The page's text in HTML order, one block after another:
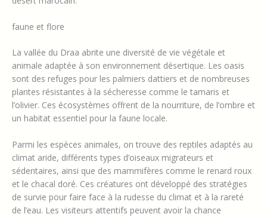
faune et flore
La vallée du Draa abrite une diversité de vie végétale et
animale adaptée à son environnement désertique. Les oasis
sont des refuges pour les palmiers dattiers et de nombreuses
plantes résistantes à la sécheresse comme le tamaris et
l’olivier. Ces écosystèmes offrent de la nourriture, de l’ombre et
un habitat essentiel pour la faune locale.
Parmi les espèces animales, on trouve des reptiles adaptés au
climat aride, différents types d’oiseaux migrateurs et
sédentaires, ainsi que des mammifères comme le renard roux
et le chacal doré. Ces créatures ont développé des stratégies
de survie pour faire face à la rudesse du climat et à la rareté
de l’eau. Les visiteurs attentifs peuvent avoir la chance